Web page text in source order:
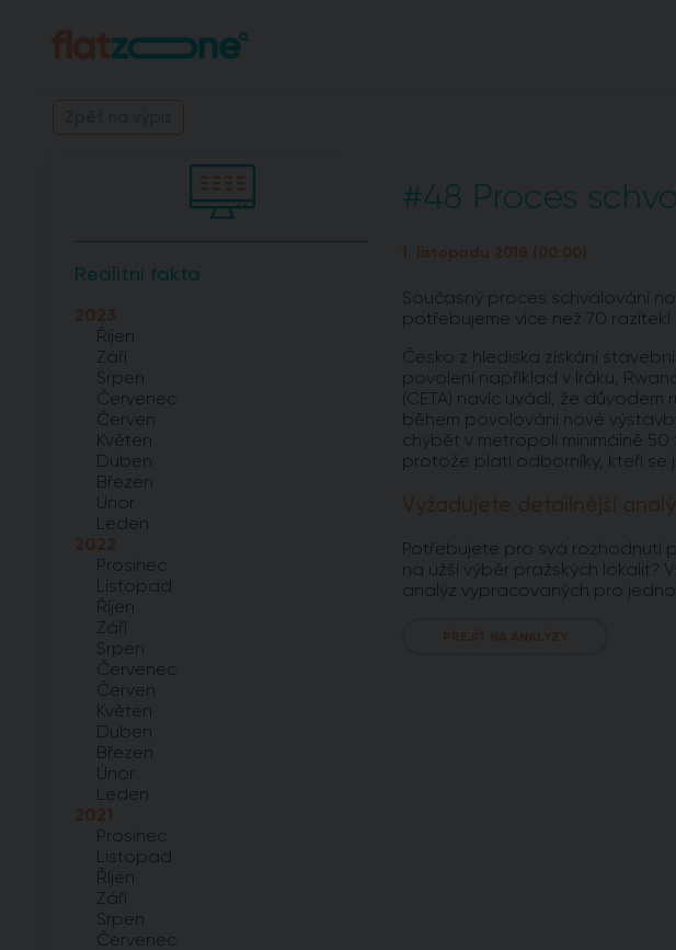
Realitní fakta
2023
Říjen
Září
Srpen
Červenec
Červen
Květen
Duben
Březen
Únor
Leden
2022
Prosinec
Listopad
Říjen
Září
Srpen
Červenec
Červen
Květen
Duben
Březen
Únor
Leden
2021
Prosinec
Listopad
Říjen
Září
Srpen
Červenec
#48 Proces
1. listopadu 2018 (00:00)
Současný proces schvalování
potřebujeme více než 70 razítek!
Česko z hlediska získání
povolení například v Iráku,
(CETA) navíc uvádí, že
během povolování nové
chybět v metropoli minimálně
protože platí odborníky, kteří se
Vyžadujete detailnější
Potřebujete pro svá rozhodnutí
na užší výběr pražských lokalit?
analýz vypracovaných pro
PŘEJÍT NA ANALÝZY